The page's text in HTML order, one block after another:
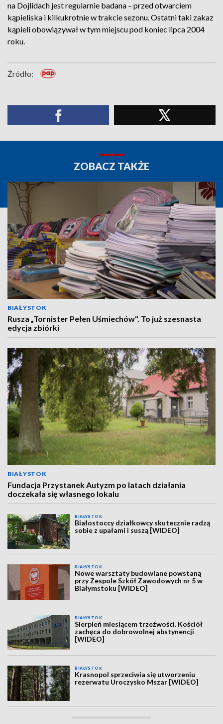
na Dojlidach jest regularnie badana – przed otwarciem
kąpieliska i kilkukrotnie w trakcie sezonu. Ostatni taki zakaz
kąpieli obowiązywał w tym miejscu pod koniec lipca 2004
roku.
Źródło:
ZOBACZ TAKŻE
BIAŁYSTOK
Rusza „Tornister Pełen Uśmiechów". To już szesnasta
edycja zbiórki
BIAŁYSTOK
Fundacja Przystanek Autyzm po latach działania
doczekała się własnego lokalu
BIAŁYSTOK
Białostoccy działkowcy skutecznie radzą
sobie z upałami i suszą [WIDEO]
BIAŁYSTOK
Nowe warsztaty budowlane powstaną
przy Zespole Szkół Zawodowych nr 5 w
Białymstoku [WIDEO]
BIAŁYSTOK
Sierpień miesiącem trzeźwości. Kościół
zachęca do dobrowolnej abstynencji
[WIDEO]
BIAŁYSTOK
Krasnopol sprzeciwia się utworzeniu
rezerwatu Uroczysko Mszar [WIDEO]